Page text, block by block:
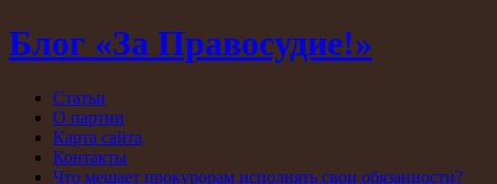
Блог «За Правосудие!»
Статьи
О партии
Карта сайта
Контакты
Что мешает прокурорам исполнять свои обязанности?